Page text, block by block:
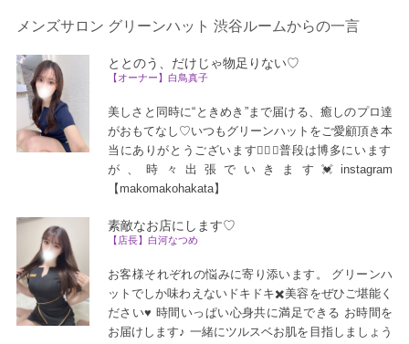
メンズサロン グリーンハット 渋谷ルームからの一言
ととのう、だけじゃ物足りない♡
【オーナー】白鳥真子
美しさと同時に“ときめき”まで届ける、癒しのプロ達
がおもてなし♡いつもグリーンハットをご愛顧頂き本
当にありがとうございます🙇‍♀️✨普段は博多にいます
が、時々出張でいきます💓instagram
【makomakohakata】
素敵なお店にします♡
【店長】白河なつめ
お客様それぞれの悩みに寄り添います。 グリーンハ
ットでしか味わえないドキドキ✖️美容をぜひご堪能く
ださい♥️ 時間いっぱい心身共に満足できる お時間を
お届けします♪ 一緒にツルスベお肌を目指しましょう